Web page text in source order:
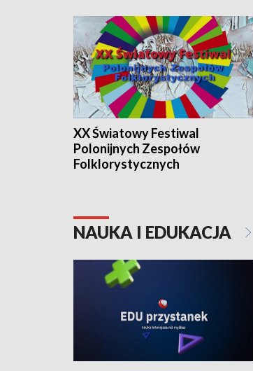
XX Światowy Festiwal
Polonijnych Zespołów
Folklorystycznych
NAUKA I EDUKACJA